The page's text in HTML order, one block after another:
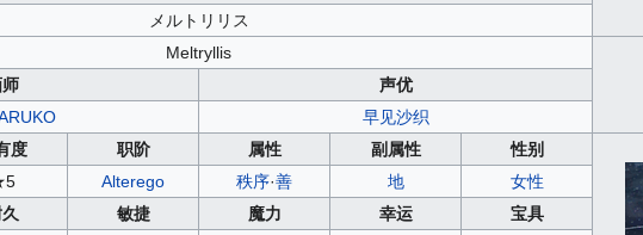
メルトリリス
Meltryllis
声优
早见沙织
度 职阶 属性 副属性
性别
Alterego 秩序·善 地
女性
敏捷 魔力 幸运
宝具